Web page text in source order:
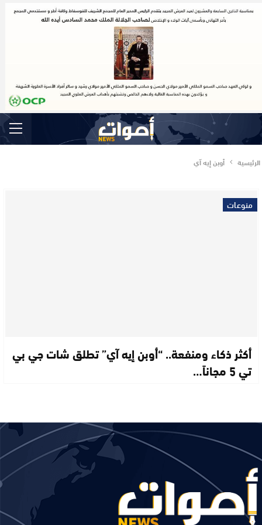
الرئيسية أوبن إيه آي
منوعات
أكثر ذكاء ومنفعة.. “أوبن إيه آي” تطلق شات جي بي
تي 5 مجاناً…